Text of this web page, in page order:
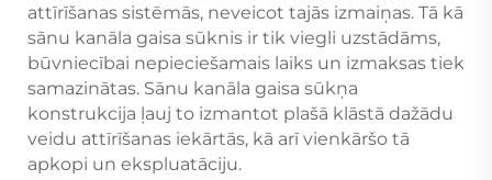
attīrīšanas sistēmās, neveicot tajās izmaiņas. Tā kā
sānu kanāla gaisa sūknis ir tik viegli uzstādāms,
būvniecībai nepieciešamais laiks un izmaksas tiek
samazinātas. Sānu kanāla gaisa sūkņa
konstrukcija ļauj to izmantot plašā klāstā dažādu
veidu attīrīšanas iekārtās, kā arī vienkāršo tā
apkopi un ekspluatāciju.